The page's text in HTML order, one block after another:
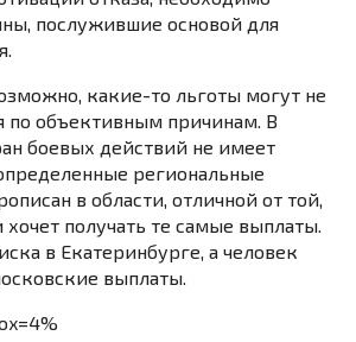
послужившие основой для
какие-то льготы могут не
по объективным причинам. В
боевых действий не имеет
региональные
в области, отличной от той,
получать те самые выплаты.
в Екатеринбурге, а человек
выплаты.